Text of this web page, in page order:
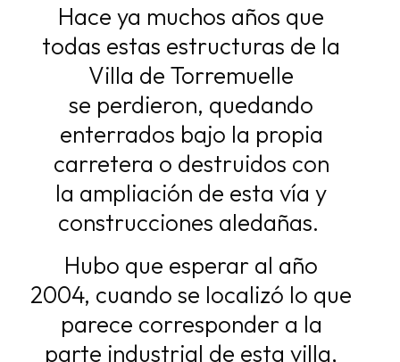
Hace ya muchos años que
todas estas estructuras de la
Villa de Torremuelle
se perdieron, quedando
enterrados bajo la propia
carretera o destruidos con
la ampliación de esta vía y
construcciones aledañas.
Hubo que esperar al año
2004, cuando se localizó lo que
parece corresponder a la
parte industrial de esta villa,